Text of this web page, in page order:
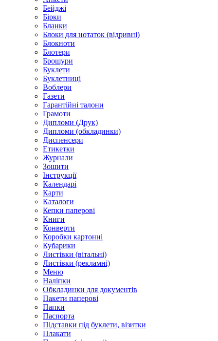
Бейджі
Бірки
Бланки
Блоки для нотаток (відривні)
Блокноти
Блотери
Брошури
Буклети
Буклетниці
Воблери
Газети
Гарантійні талони
Грамоти
Дипломи (Друк)
Дипломи (обкладинки)
Диспенсери
Етикетки
Журнали
Зошити
Інструкції
Календарі
Карти
Каталоги
Кепки паперові
Книги
Конверти
Коробки картонні
Кубарики
Листівки (вітальні)
Листівки (рекламні)
Меню
Наліпки
Обкладинки для документів
Пакети паперові
Папки
Паспорта
Підставки під буклети, візитки
Плакати